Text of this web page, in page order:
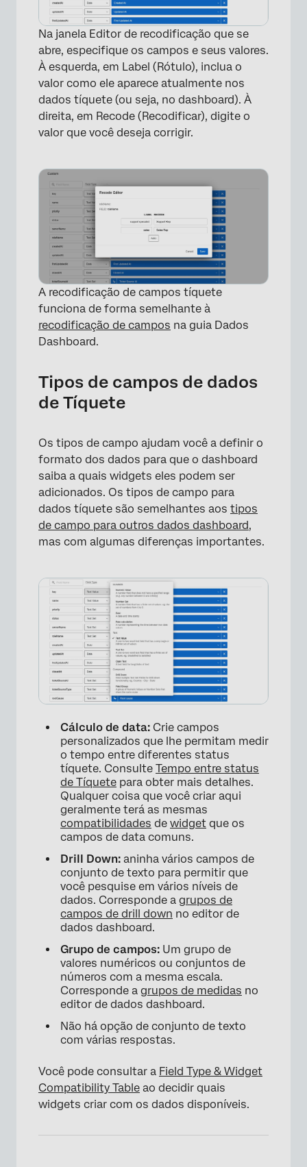
×
Na janela Editor de recodificação que se
abre, especifique os campos e seus valores.
À esquerda, em Label (Rótulo), inclua o
valor como ele aparece atualmente nos
dados tíquete (ou seja, no dashboard). À
direita, em Recode (Recodificar), digite o
valor que você deseja corrigir.
×
A recodificação de campos tíquete
funciona de forma semelhante à
recodificação de campos na guia Dados
Dashboard.
Tipos de campos de dados
de Tíquete
Os tipos de campo ajudam você a definir o
formato dos dados para que o dashboard
saiba a quais widgets eles podem ser
adicionados. Os tipos de campo para
dados tíquete são semelhantes aos tipos
de campo para outros dados dashboard,
mas com algumas diferenças importantes.
Cálculo de data: Crie campos
personalizados que lhe permitam medir
o tempo entre diferentes status
tíquete. Consulte Tempo entre status
de Tíquete para obter mais detalhes.
Qualquer coisa que você criar aqui
geralmente terá as mesmas
compatibilidades de widget que os
campos de data comuns.
Drill Down: aninha vários campos de
conjunto de texto para permitir que
você pesquise em vários níveis de
dados. Corresponde a grupos de
campos de drill down no editor de
dados dashboard.
Grupo de campos: Um grupo de
valores numéricos ou conjuntos de
números com a mesma escala.
Corresponde a grupos de medidas no
editor de dados dashboard.
Não há opção de conjunto de texto
com várias respostas.
Você pode consultar a Field Type & Widget
Compatibility Table ao decidir quais
widgets criar com os dados disponíveis.